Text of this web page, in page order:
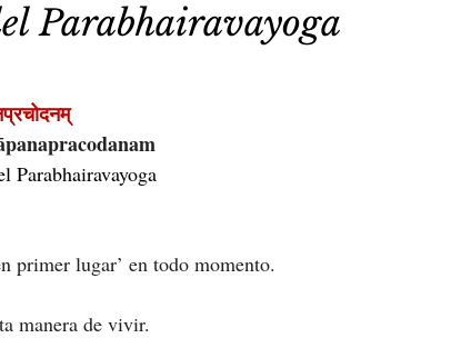
Parabhairavayoga
Parabhairavayoga
primer lugar’ en todo momento.
manera de vivir.